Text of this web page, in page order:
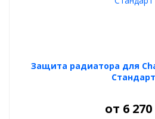
Защита радиатора для
Стандарт
от 6 270